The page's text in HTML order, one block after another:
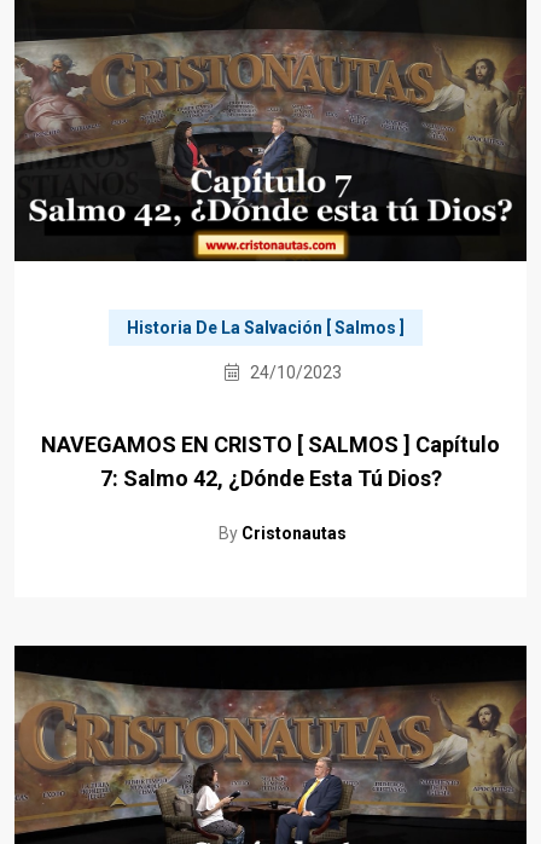
Historia De La Salvación [ Salmos ]
24/10/2023
NAVEGAMOS EN CRISTO [ SALMOS ] Capítulo
7: Salmo 42, ¿Dónde Esta Tú Dios?
By Cristonautas